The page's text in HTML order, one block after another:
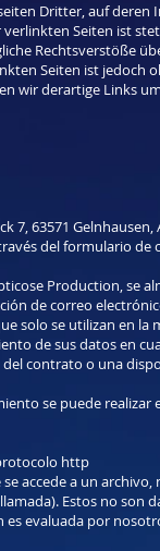
Dritter, auf
Seiten ist
Rechtsverstöße
Seiten ist
wir derartige Links
7, 63571
del formulario
Production, se
de correo
solo se utilizan en
de sus datos en
contrato o una
se puede
http
accede a un
Estos no son
es evaluada por